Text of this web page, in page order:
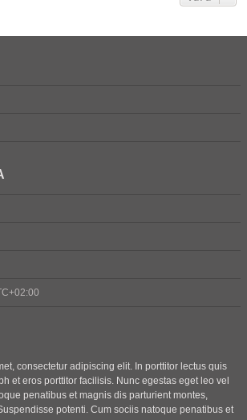
consectetur adipiscing elit. In porttitor lectus quis
et eros porttitor facilisis. Nunc egestas eget leo vel
penatibus et magnis dis parturient montes,
potenti. Cum sociis natoque penatibus et